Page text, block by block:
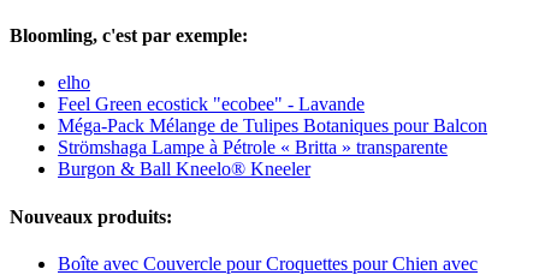
Bloomling, c'est par exemple:
elho
Feel Green ecostick "ecobee" - Lavande
Méga-Pack Mélange de Tulipes Botaniques pour Balcon
Strömshaga Lampe à Pétrole « Britta » transparente
Burgon & Ball Kneelo® Kneeler
Nouveaux produits:
Boîte avec Couvercle pour Croquettes pour Chien avec